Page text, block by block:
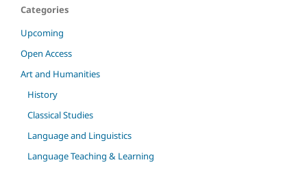
Categories
Upcoming
Open Access
Art and Humanities
History
Classical Studies
Language and Linguistics
Language Teaching & Learning